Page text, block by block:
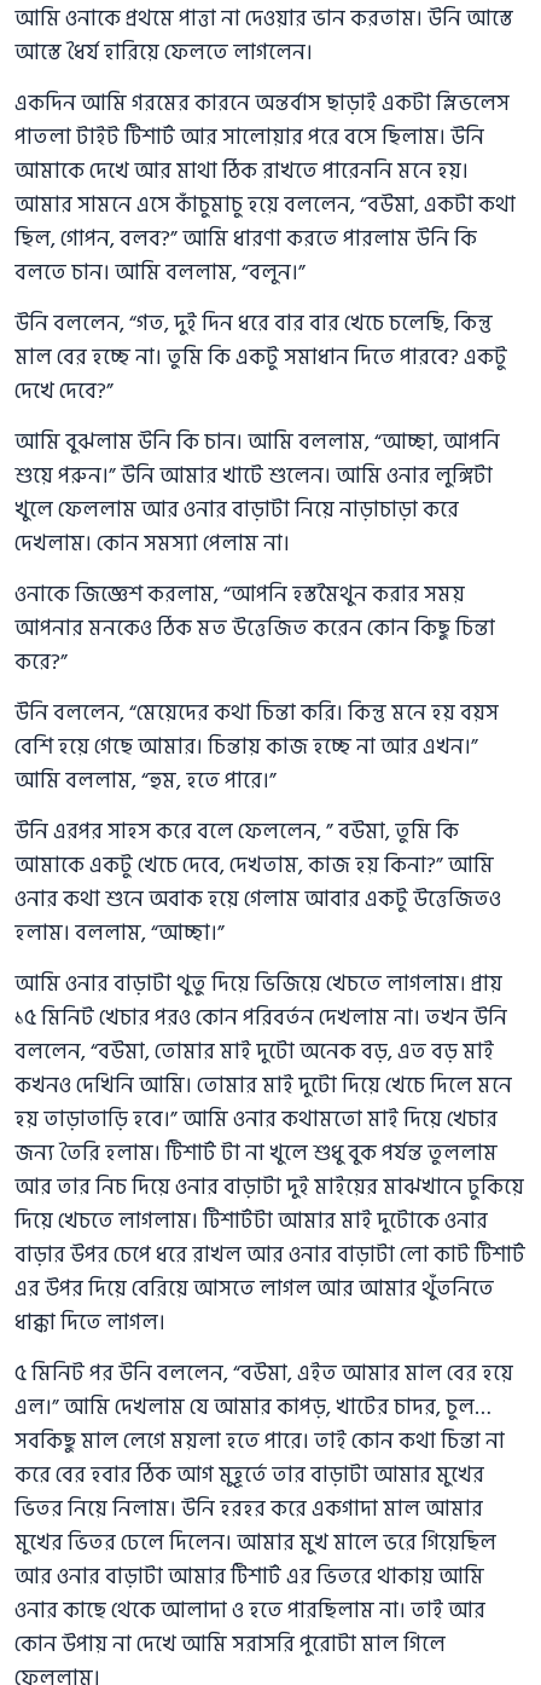
আমি ওনাকে প্রথমে পাত্তা না দেওয়ার ভান করতাম। উনি আস্তে
আস্তে ধৈর্য হারিয়ে ফেলতে লাগলেন।
একদিন আমি গরমের কারনে অন্তর্বাস ছাড়াই একটা স্লিভলেস
পাতলা টাইট টিশার্ট আর সালোয়ার পরে বসে ছিলাম। উনি
আমাকে দেখে আর মাথা ঠিক রাখতে পারেননি মনে হয়।
আমার সামনে এসে কাঁচুমাচু হয়ে বললেন, “বউমা, একটা কথা
ছিল, গোপন, বলব?” আমি ধারণা করতে পারলাম উনি কি
বলতে চান। আমি বললাম, “বলুন।”
উনি বললেন, “গত, দুই দিন ধরে বার বার খেচে চলেছি, কিন্তু
মাল বের হচ্ছে না। তুমি কি একটু সমাধান দিতে পারবে? একটু
দেখে দেবে?”
আমি বুঝলাম উনি কি চান। আমি বললাম, “আচ্ছা, আপনি
শুয়ে পরুন।” উনি আমার খাটে শুলেন। আমি ওনার লুঙ্গিটা
খুলে ফেললাম আর ওনার বাড়াটা নিয়ে নাড়াচাড়া করে
দেখলাম। কোন সমস্যা পেলাম না।
ওনাকে জিজ্ঞেশ করলাম, “আপনি হস্তমৈথুন করার সময়
আপনার মনকেও ঠিক মত উত্তেজিত করেন কোন কিছু চিন্তা
করে?”
উনি বললেন, “মেয়েদের কথা চিন্তা করি। কিন্তু মনে হয় বয়স
বেশি হয়ে গেছে আমার। চিন্তায় কাজ হচ্ছে না আর এখন।”
আমি বললাম, “হুম, হতে পারে।”
উনি এরপর সাহস করে বলে ফেললেন, ” বউমা, তুমি কি
আমাকে একটু খেচে দেবে, দেখতাম, কাজ হয় কিনা?” আমি
ওনার কথা শুনে অবাক হয়ে গেলাম আবার একটু উত্তেজিতও
হলাম। বললাম, “আচ্ছা।”
আমি ওনার বাড়াটা থুতু দিয়ে ভিজিয়ে খেচতে লাগলাম। প্রায়
১৫ মিনিট খেচার পরও কোন পরিবর্তন দেখলাম না। তখন উনি
বললেন, “বউমা, তোমার মাই দুটো অনেক বড়, এত বড় মাই
কখনও দেখিনি আমি। তোমার মাই দুটো দিয়ে খেচে দিলে মনে
হয় তাড়াতাড়ি হবে।” আমি ওনার কথামতো মাই দিয়ে খেচার
জন্য তৈরি হলাম। টিশার্ট টা না খুলে শুধু বুক পর্যন্ত তুললাম
আর তার নিচ দিয়ে ওনার বাড়াটা দুই মাইয়ের মাঝখানে ঢুকিয়ে
দিয়ে খেচতে লাগলাম। টিশার্টটা আমার মাই দুটোকে ওনার
বাড়ার উপর চেপে ধরে রাখল আর ওনার বাড়াটা লো কাট টিশার্ট
এর উপর দিয়ে বেরিয়ে আসতে লাগল আর আমার থুঁতনিতে
ধাক্কা দিতে লাগল।
৫ মিনিট পর উনি বললেন, “বউমা, এইত আমার মাল বের হয়ে
এল।” আমি দেখলাম যে আমার কাপড়, খাটের চাদর, চুল…
সবকিছু মাল লেগে ময়লা হতে পারে। তাই কোন কথা চিন্তা না
করে বের হবার ঠিক আগ মুহূর্তে তার বাড়াটা আমার মুখের
ভিতর নিয়ে নিলাম। উনি হরহর করে একগাদা মাল আমার
মুখের ভিতর ঢেলে দিলেন। আমার মুখ মালে ভরে গিয়েছিল
আর ওনার বাড়াটা আমার টিশার্ট এর ভিতরে থাকায় আমি
ওনার কাছে থেকে আলাদা ও হতে পারছিলাম না। তাই আর
কোন উপায় না দেখে আমি সরাসরি পুরোটা মাল গিলে